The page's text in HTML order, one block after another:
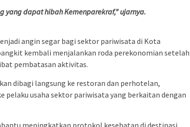
yang dapat hibah Kemenparekraf,” ujarnya.
angin segar bagi sektor pariwisata di Kota
kembali menjalankan roda perekonomian setelah
pembatasan aktivitas.
dibagi langsung ke restoran dan perhotelan,
pelaku usaha sektor pariwisata yang berkaitan dengan